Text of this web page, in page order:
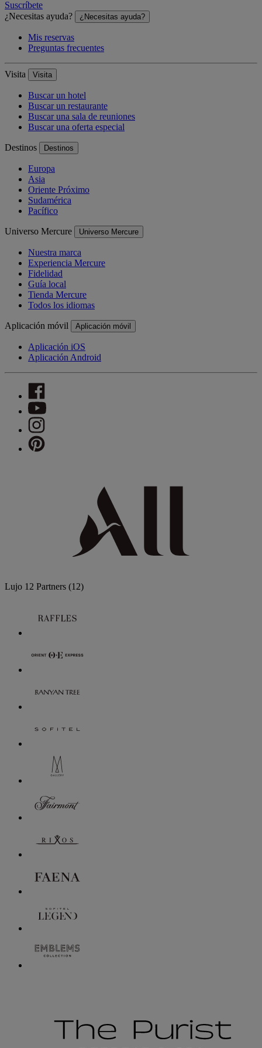
Suscríbete
¿Necesitas ayuda?
¿Necesitas ayuda?
Mis reservas
Preguntas frecuentes
Visita Visita
Buscar un hotel
Buscar un restaurante
Buscar una sala de reuniones
Buscar una oferta especial
Destinos Destinos
Europa
Asia
Oriente Próximo
Sudamérica
Pacífico
Universo Mercure Universo Mercure
Nuestra marca
Experiencia Mercure
Fidelidad
Guía local
Tienda Mercure
Todos los idiomas
Aplicación móvil Aplicación móvil
Aplicación iOS
Aplicación Android
Lujo 12 Partners (12)